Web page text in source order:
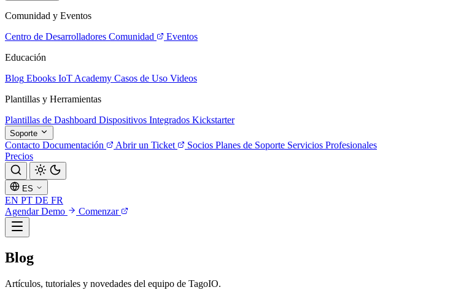
Comunidad y Eventos
Centro de Desarrolladores Comunidad
Eventos
Educación
Blog Ebooks IoT Academy Casos de Uso Videos
Plantillas y Herramientas
Plantillas de Dashboard Dispositivos Integrados Kickstarter
Soporte
Contacto Documentación Abrir un Ticket Socios Planes de Soporte Servicios Profesionales
Precios
ES
EN PT DE FR
Agendar Demo
Comenzar
Blog
Artículos, tutoriales y novedades del equipo de TagoIO.